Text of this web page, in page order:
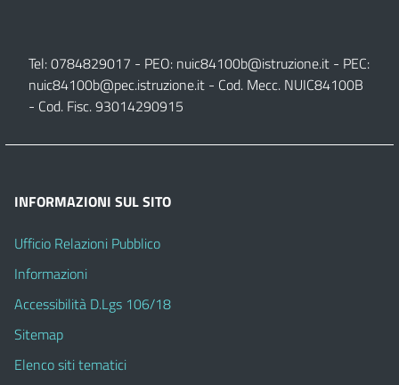
Tel: 0784829017 - PEO: nuic84100b@istruzione.it - PEC:
nuic84100b@pec.istruzione.it - Cod. Mecc. NUIC84100B
- Cod. Fisc. 93014290915
INFORMAZIONI SUL SITO
Ufficio Relazioni Pubblico
Informazioni
Accessibilità D.Lgs 106/18
Sitemap
Elenco siti tematici